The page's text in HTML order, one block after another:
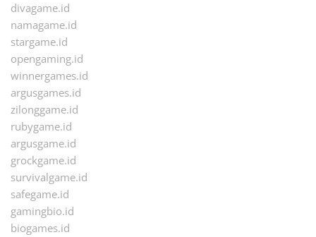
divagame.id
namagame.id
stargame.id
opengaming.id
winnergames.id
argusgames.id
zilonggame.id
rubygame.id
argusgame.id
grockgame.id
survivalgame.id
safegame.id
gamingbio.id
biogames.id